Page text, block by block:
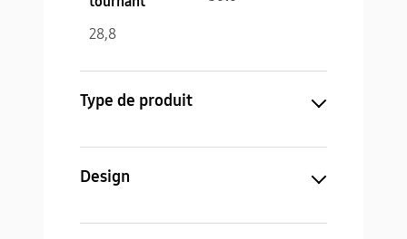
28,8
Type de produit
Design